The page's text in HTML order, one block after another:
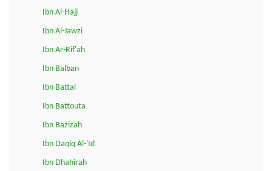
Ibn Al-Hajj
Ibn Al-Jawzi
Ibn Ar-Rif'ah
Ibn Balban
Ibn Battal
Ibn Battouta
Ibn Bazizah
Ibn Daqiq Al-'Id
Ibn Dhahirah